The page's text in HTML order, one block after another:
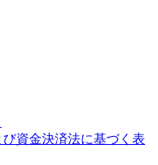
資金決済法に基づく表